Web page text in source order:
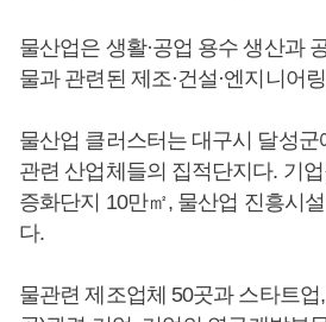
물산업은 생활·공업 용수 생산과
물과 관련된 제조·건설·엔지니어
물산업 클러스터는 대구시 달성군
관련 산업체들의 집적단지다. 기
증화단지 10만㎡, 물산업 진흥시
다.
물관련 제조업체 50곳과 스타트업,